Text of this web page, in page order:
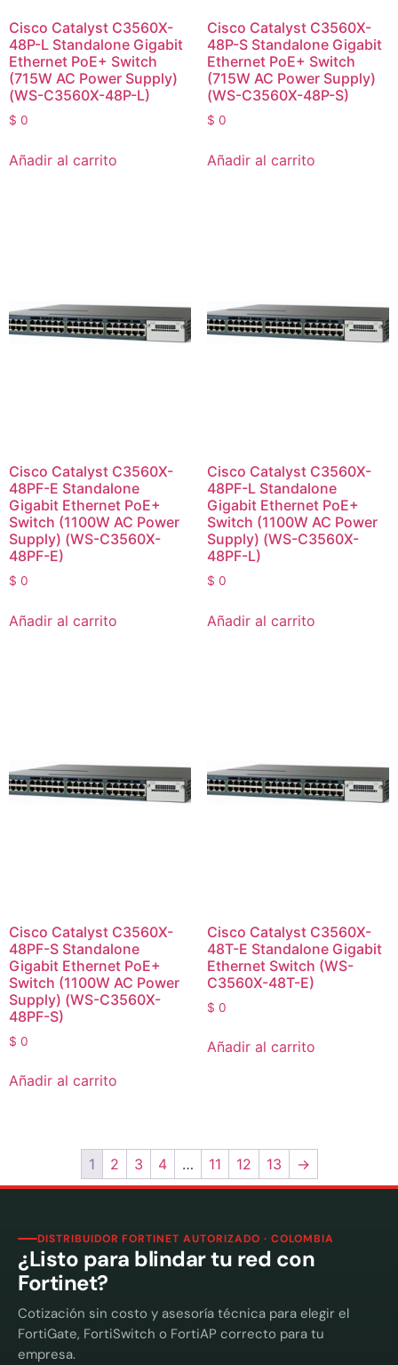
Cisco Catalyst C3560X-
48P-L Standalone Gigabit
Ethernet PoE+ Switch
(715W AC Power Supply)
(WS-C3560X-48P-L)
$ 0
Añadir al carrito
Cisco Catalyst C3560X-
48P-S Standalone Gigabit
Ethernet PoE+ Switch
(715W AC Power Supply)
(WS-C3560X-48P-S)
$ 0
Añadir al carrito
Cisco Catalyst C3560X-
48PF-E Standalone
Gigabit Ethernet PoE+
Switch (1100W AC Power
Supply) (WS-C3560X-
48PF-E)
$ 0
Añadir al carrito
Cisco Catalyst C3560X-
48PF-L Standalone
Gigabit Ethernet PoE+
Switch (1100W AC Power
Supply) (WS-C3560X-
48PF-L)
$ 0
Añadir al carrito
Cisco Catalyst C3560X-
48PF-S Standalone
Gigabit Ethernet PoE+
Switch (1100W AC Power
Supply) (WS-C3560X-
48PF-S)
$ 0
Añadir al carrito
Cisco Catalyst C3560X-
48T-E Standalone Gigabit
Ethernet Switch (WS-
C3560X-48T-E)
$ 0
Añadir al carrito
1 2 3 4 … 11 12 13 →
DISTRIBUIDOR FORTINET AUTORIZADO · COLOMBIA
¿Listo para blindar tu red con
Fortinet?
Cotización sin costo y asesoría técnica para elegir el
FortiGate, FortiSwitch o FortiAP correcto para tu
empresa.